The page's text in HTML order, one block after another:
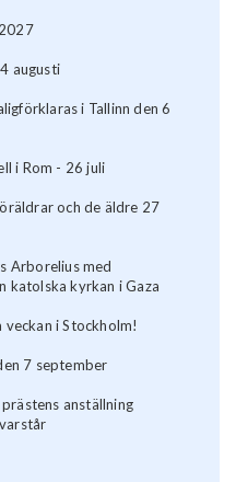
augusti
i Tallinn den 6
i Rom - 26 juli
och de äldre 27
Arborelius med
katolska kyrkan i Gaza
veckan i Stockholm!
7 september
anställning